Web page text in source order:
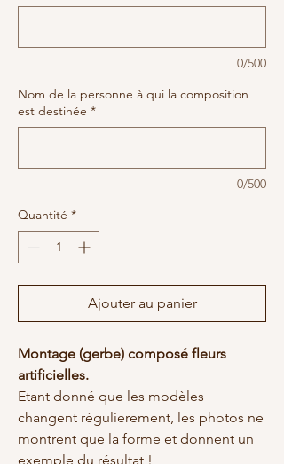
0/500
Nom de la personne à qui la composition
est destinée *
0/500
Quantité *
Ajouter au panier
Montage (gerbe) composé fleurs
artificielles.
Etant donné que les modèles
changent régulierement, les photos ne
montrent que la forme et donnent un
exemple du résultat !